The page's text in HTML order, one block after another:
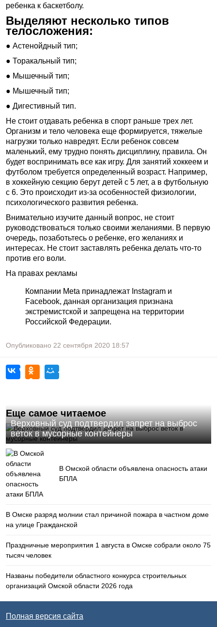
ребенка к баскетболу.
Выделяют несколько типов
телосложения:
● Астенойдный тип;
● Торакальный тип;
● Мышечный тип;
● Мышечный тип;
● Дигестивный тип.
Не стоит отдавать ребенка в спорт раньше трех лет.
Организм и тело человека еще формируется, тяжелые
нагрузки только навредят. Если ребенок совсем
маленький, ему трудно понять дисциплину, правила. Он
будет воспринимать все как игру. Для занятий хоккеем и
футболом требуется определенный возраст. Например,
в хоккейную секцию берут детей с 5 лет, а в футбольную
с 6. Это происходит из-за особенностей физиологии,
психологического развития ребенка.
Внимательно изучите данный вопрос, не стоит
руководствоваться только своими желаниями. В первую
очередь, позаботьтесь о ребенке, его желаниях и
интересах. Не стоит заставлять ребенка делать что-то
против его воли.
На правах рекламы
Компании Meta принадлежат Instagram и
Facebook, данная организация признана
экстремистской и запрещена на территории
Российской Федерации.
Опубликовано 22 сентября 2020 18:57
Еще самое читаемое
Верховный суд подтвердил запрет на выброс
веток в мусорные контейнеры
В Омской области объявлена опасность атаки
БПЛА
В Омске разряд молнии стал причиной пожара в частном доме
на улице Гражданской
Праздничные мероприятия 1 августа в Омске собрали около 75
тысяч человек
Названы победители областного конкурса строительных
организаций Омской области 2026 года
Полная версия сайта